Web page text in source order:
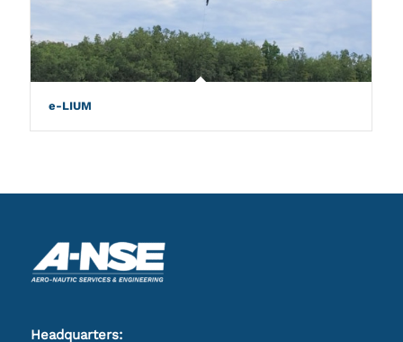
e-LIUM
Headquarters: